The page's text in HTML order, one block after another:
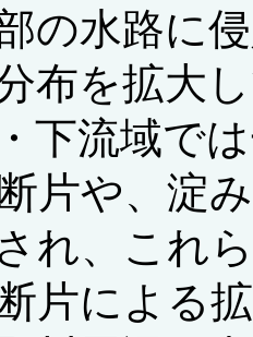
の水路に
布を拡大
下流域で
片や、淀
れ、これ
片による